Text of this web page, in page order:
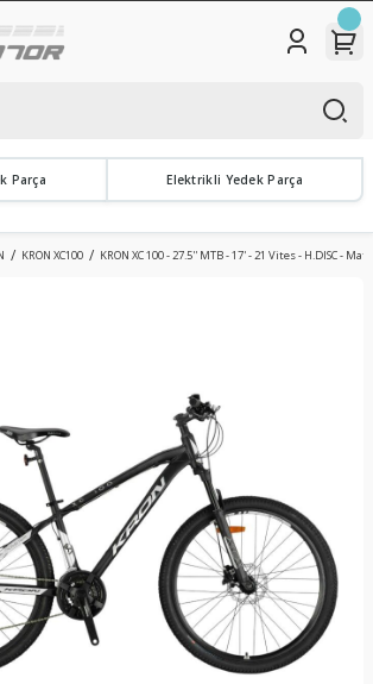
Parça Elektrikli Yedek Parça
KRON XC100 KRON XC 100 - 27.5'' MTB - 17' - 21 Vites - H.DISC -